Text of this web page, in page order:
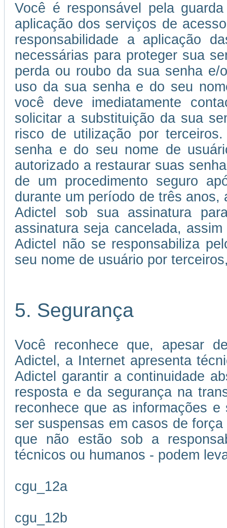
Você é responsável pela
aplicação dos serviços de
responsabilidade a aplicação
necessárias para proteger sua
perda ou roubo da sua senha
uso da sua senha e do seu
você deve imediatamente
solicitar a substituição da sua
risco de utilização por
senha e do seu nome de
autorizado a restaurar suas
de um procedimento seguro
durante um período de três
Adictel sob sua assinatura
assinatura seja cancelada,
Adictel não se responsabiliza
seu nome de usuário por
5. Segurança
Você reconhece que, apesar
Adictel, a Internet apresenta
Adictel garantir a continuidade
resposta e da segurança na
reconhece que as informações
ser suspensas em casos de
que não estão sob a
técnicos ou humanos - podem
cgu_12a
cgu_12b